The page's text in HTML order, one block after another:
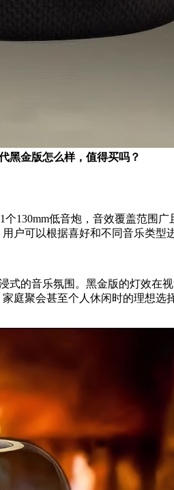
黑金版怎么样，值得买吗？
130mm低音炮，音效覆盖范围
可以根据喜好和不同音乐类型
式的音乐氛围。黑金版的灯效在
庭聚会甚至个人休闲时的理想选择